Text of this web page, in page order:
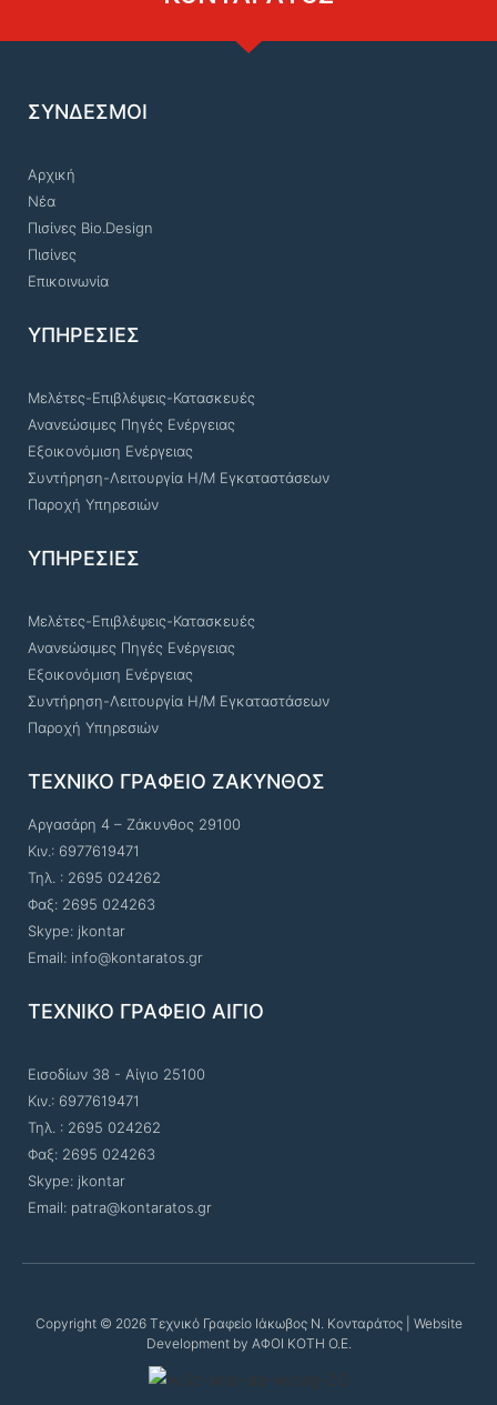
ΣΥΝΔΕΣΜΟΙ
Αρχική
Νέα
Πισίνες Bio.Design
Πισίνες
Επικοινωνία
ΥΠΗΡΕΣΙΕΣ
Μελέτες-Επιβλέψεις-Κατασκευές
Ανανεώσιμες Πηγές Ενέργειας
Εξοικονόμιση Ενέργειας
Συντήρηση-Λειτουργία Η/Μ Εγκαταστάσεων
Παροχή Υπηρεσιών
ΥΠΗΡΕΣΙΕΣ
Μελέτες-Επιβλέψεις-Κατασκευές
Ανανεώσιμες Πηγές Ενέργειας
Εξοικονόμιση Ενέργειας
Συντήρηση-Λειτουργία Η/Μ Εγκαταστάσεων
Παροχή Υπηρεσιών
ΤΕΧΝΙΚΟ ΓΡΑΦΕΙΟ ΖΑΚΥΝΘΟΣ
Αργασάρη 4 – Ζάκυνθος 29100
Κιν.: 6977619471
Τηλ. : 2695 024262
Φαξ: 2695 024263
Skype: jkontar
Email: info@kontaratos.gr
ΤΕΧΝΙΚΟ ΓΡΑΦΕΙΟ ΑΙΓΙΟ
Εισοδίων 38 - Αίγιο 25100
Κιν.: 6977619471
Τηλ. : 2695 024262
Φαξ: 2695 024263
Skype: jkontar
Email: patra@kontaratos.gr
Copyright © 2026 Τεχνικό Γραφείο Ιάκωβος Ν. Κονταράτος | Website
Development by ΑΦΟΙ ΚΟΤΗ Ο.Ε.